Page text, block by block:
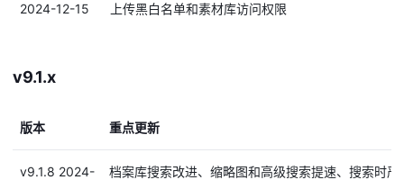
2024-12-15
上传黑白名单和素材库访问权限
v9.1.x
版本 重点更新
v9.1.8 2024-
档案库搜索改进、缩略图和高级搜索提速、搜索时